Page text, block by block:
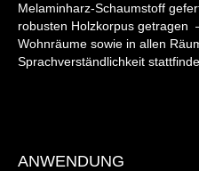
Melaminharz-Schaumstoff
robusten Holzkorpus getragen
Wohnräume sowie in allen
Sprachverständlichkeit
ANWENDUNG